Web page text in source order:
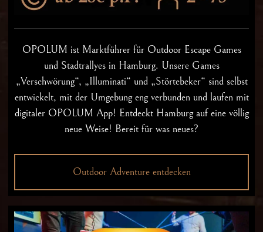
OPOLUM ist Marktführer für Outdoor Escape Games
und Stadtrallyes in Hamburg. Unsere Games
„Verschwörung“, „Illuminati“ und „Störtebeker“ sind selbst
entwickelt, mit der Umgebung eng verbunden und laufen mit
digitaler OPOLUM App! Entdeckt Hamburg auf eine völlig
neue Weise! Bereit für was neues?
Outdoor Adventure entdecken